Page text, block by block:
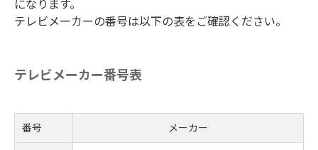
になります。
テレビメーカーの番号は以下の表をご確認ください。
テレビメーカー番号表
番号 メーカー